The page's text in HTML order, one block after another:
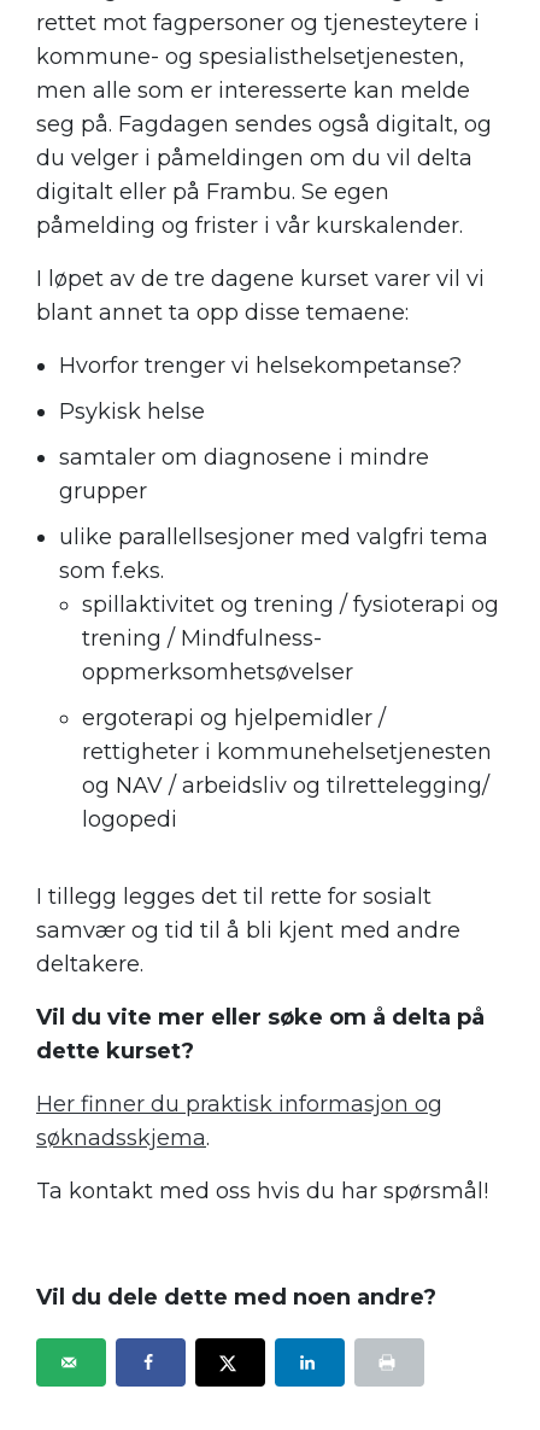
rettet mot fagpersoner og tjenesteytere i
kommune- og spesialisthelsetjenesten,
men alle som er interesserte kan melde
seg på. Fagdagen sendes også digitalt, og
du velger i påmeldingen om du vil delta
digitalt eller på Frambu. Se egen
påmelding og frister i vår kurskalender.
I løpet av de tre dagene kurset varer vil vi
blant annet ta opp disse temaene:
Hvorfor trenger vi helsekompetanse?
Psykisk helse
samtaler om diagnosene i mindre
grupper
ulike parallellsesjoner med valgfri tema
som f.eks.
spillaktivitet og trening / fysioterapi og
trening / Mindfulness-
oppmerksomhetsøvelser
ergoterapi og hjelpemidler /
rettigheter i kommunehelsetjenesten
og NAV / arbeidsliv og tilrettelegging/
logopedi
I tillegg legges det til rette for sosialt
samvær og tid til å bli kjent med andre
deltakere.
Vil du vite mer eller søke om å delta på
dette kurset?
Her finner du praktisk informasjon og
søknadsskjema.
Ta kontakt med oss hvis du har spørsmål!
Vil du dele dette med noen andre?